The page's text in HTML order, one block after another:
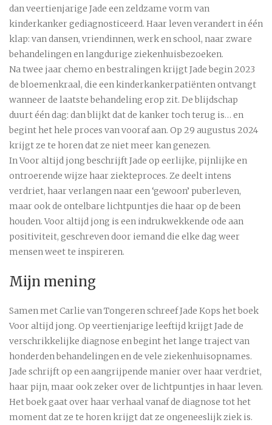
dan veertienjarige Jade een zeldzame vorm van
kinderkanker gediagnosticeerd. Haar leven verandert in één
klap: van dansen, vriendinnen, werk en school, naar zware
behandelingen en langdurige ziekenhuisbezoeken.
Na twee jaar chemo en bestralingen krijgt Jade begin 2023
de bloemenkraal, die een kinderkankerpatiënten ontvangt
wanneer de laatste behandeling erop zit. De blijdschap
duurt één dag: dan blijkt dat de kanker toch terug is… en
begint het hele proces van vooraf aan. Op 29 augustus 2024
krijgt ze te horen dat ze niet meer kan genezen.
In Voor altijd jong beschrijft Jade op eerlijke, pijnlijke en
ontroerende wijze haar ziekteproces. Ze deelt intens
verdriet, haar verlangen naar een ‘gewoon’ puberleven,
maar ook de ontelbare lichtpuntjes die haar op de been
houden. Voor altijd jong is een indrukwekkende ode aan
positiviteit, geschreven door iemand die elke dag weer
mensen weet te inspireren.
Mijn mening
Samen met Carlie van Tongeren schreef Jade Kops het boek
Voor altijd jong. Op veertienjarige leeftijd krijgt Jade de
verschrikkelijke diagnose en begint het lange traject van
honderden behandelingen en de vele ziekenhuisopnames.
Jade schrijft op een aangrijpende manier over haar verdriet,
haar pijn, maar ook zeker over de lichtpuntjes in haar leven.
Het boek gaat over haar verhaal vanaf de diagnose tot het
moment dat ze te horen krijgt dat ze ongeneeslijk ziek is.